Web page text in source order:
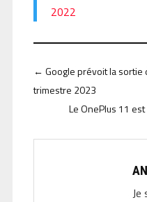
2022
← Google prévoit la sortie
trimestre 2023
Le OnePlus 11